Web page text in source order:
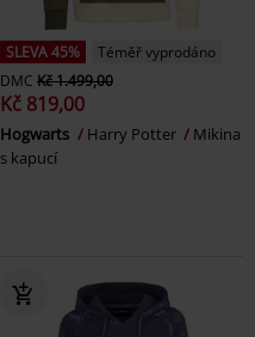
SLEVA 45%
Téměř vyprodáno
DMC Kč 1.499,00
Kč 819,00
Hogwarts Harry Potter
Mikina
s kapucí